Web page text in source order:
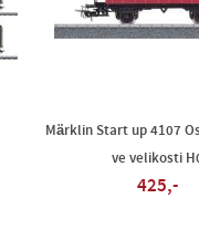
Märklin Start up 4107
ve velikosti
425,-